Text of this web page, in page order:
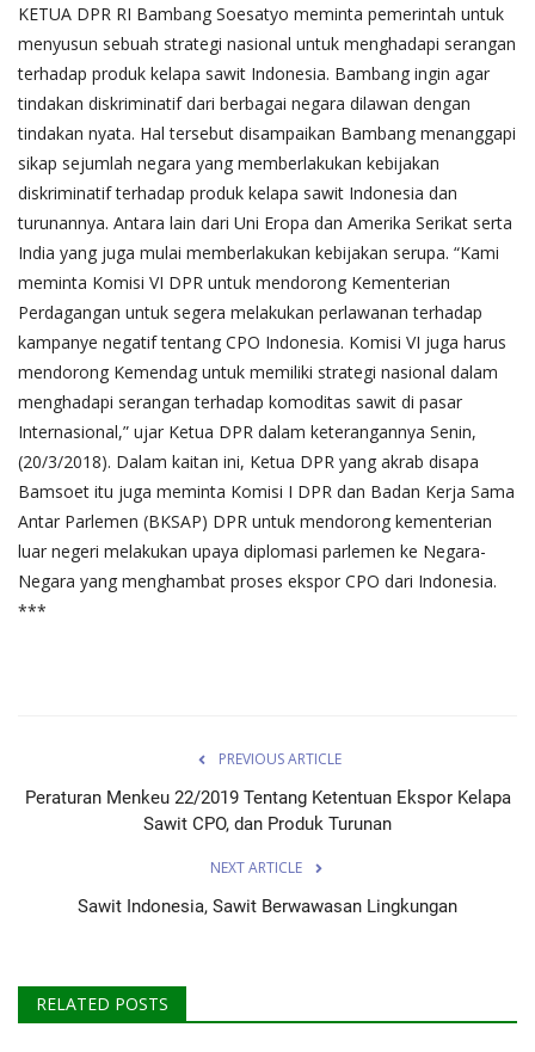
KETUA DPR RI Bambang Soesatyo meminta pemerintah untuk
menyusun sebuah strategi nasional untuk menghadapi serangan
terhadap produk kelapa sawit Indonesia. Bambang ingin agar
tindakan diskriminatif dari berbagai negara dilawan dengan
tindakan nyata. Hal tersebut disampaikan Bambang menanggapi
sikap sejumlah negara yang memberlakukan kebijakan
diskriminatif terhadap produk kelapa sawit Indonesia dan
turunannya. Antara lain dari Uni Eropa dan Amerika Serikat serta
India yang juga mulai memberlakukan kebijakan serupa. “Kami
meminta Komisi VI DPR untuk mendorong Kementerian
Perdagangan untuk segera melakukan perlawanan terhadap
kampanye negatif tentang CPO Indonesia. Komisi VI juga harus
mendorong Kemendag untuk memiliki strategi nasional dalam
menghadapi serangan terhadap komoditas sawit di pasar
Internasional,” ujar Ketua DPR dalam keterangannya Senin,
(20/3/2018). Dalam kaitan ini, Ketua DPR yang akrab disapa
Bamsoet itu juga meminta Komisi I DPR dan Badan Kerja Sama
Antar Parlemen (BKSAP) DPR untuk mendorong kementerian
luar negeri melakukan upaya diplomasi parlemen ke Negara-
Negara yang menghambat proses ekspor CPO dari Indonesia.
***
PREVIOUS ARTICLE
Peraturan Menkeu 22/2019 Tentang Ketentuan Ekspor Kelapa
Sawit CPO, dan Produk Turunan
NEXT ARTICLE
Sawit Indonesia, Sawit Berwawasan Lingkungan
RELATED POSTS